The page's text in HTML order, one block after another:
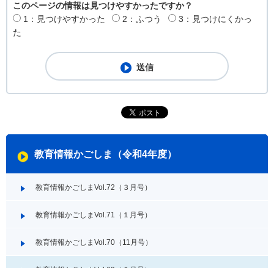
このページの情報は見つけやすかったですか？
1：見つけやすかった
2：ふつう
3：見つけにくかっ
た
教育情報かごしま（令和4年度）
教育情報かごしまVol.72（３月号）
教育情報かごしまVol.71（１月号）
教育情報かごしまVol.70（11月号）